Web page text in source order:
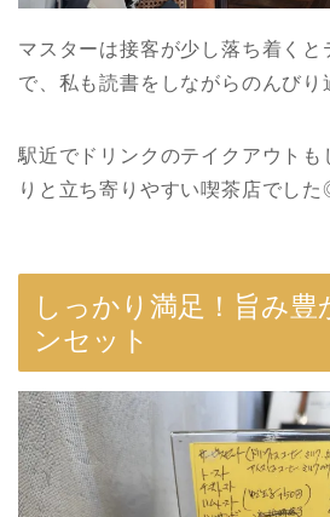
マスターは接客が少し落ち着くと
で、私も読書をしながらのんびり
駅近でドリンクのテイクアウトも
りと立ち寄りやすい喫茶店でし
しっかり満足！旨み豊
ンセット